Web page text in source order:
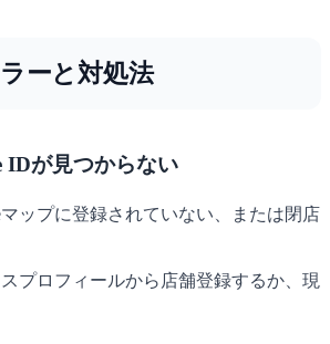
ーと対処法
IDが見つからない
マップに登録されていない、または閉店
スプロフィールから店舗登録するか、現